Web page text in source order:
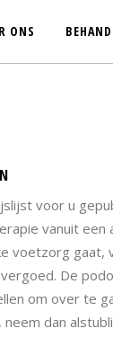
ONS
voor u
vanuit een
voetzorg gaat,
De
om over te
dan